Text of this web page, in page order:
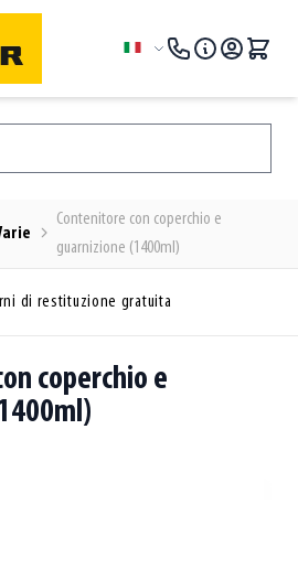
Lingua
Contenitore con coperchio e
guarnizione (1400ml)
di restituzione gratuita
coperchio e